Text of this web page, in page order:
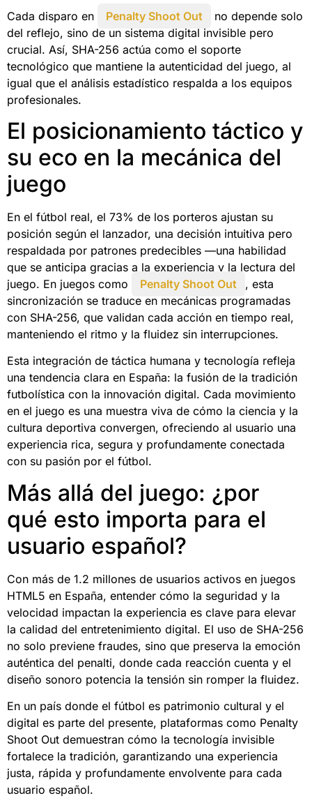
Cada disparo en Penalty Shoot Out
no depende solo
del reflejo, sino de un sistema digital invisible pero
crucial. Así, SHA-256 actúa como el soporte
tecnológico que mantiene la autenticidad del juego, al
igual que el análisis estadístico respalda a los equipos
profesionales.
El posicionamiento táctico y
su eco en la mecánica del
juego
En el fútbol real, el 73% de los porteros ajustan su
posición según el lanzador, una decisión intuitiva pero
respaldada por patrones predecibles —una habilidad
que se anticipa gracias a la experiencia y la lectura del
juego. En juegos como
Penalty Shoot Out
, esta
sincronización se traduce en mecánicas programadas
con SHA-256, que validan cada acción en tiempo real,
manteniendo el ritmo y la fluidez sin interrupciones.
Esta integración de táctica humana y tecnología refleja
una tendencia clara en España: la fusión de la tradición
futbolística con la innovación digital. Cada movimiento
en el juego es una muestra viva de cómo la ciencia y la
cultura deportiva convergen, ofreciendo al usuario una
experiencia rica, segura y profundamente conectada
con su pasión por el fútbol.
Más allá del juego: ¿por
qué esto importa para el
usuario español?
Con más de 1.2 millones de usuarios activos en juegos
HTML5 en España, entender cómo la seguridad y la
velocidad impactan la experiencia es clave para elevar
la calidad del entretenimiento digital. El uso de SHA-256
no solo previene fraudes, sino que preserva la emoción
auténtica del penalti, donde cada reacción cuenta y el
diseño sonoro potencia la tensión sin romper la fluidez.
En un país donde el fútbol es patrimonio cultural y el
digital es parte del presente, plataformas como Penalty
Shoot Out demuestran cómo la tecnología invisible
fortalece la tradición, garantizando una experiencia
justa, rápida y profundamente envolvente para cada
usuario español.